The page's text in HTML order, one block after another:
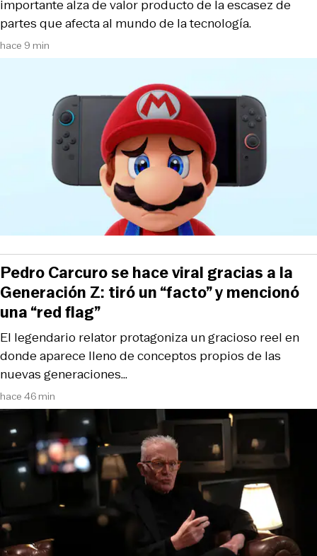
hace 9 min
importante alza de valor producto de la escasez de
partes que afecta al mundo de la tecnología.
hace 46 min
El legendario relator protagoniza un gracioso reel en
donde aparece lleno de conceptos propios de las
nuevas generaciones…
Pedro Carcuro se hace viral gracias a la
Generación Z: tiró un “facto” y mencionó
una “red flag”